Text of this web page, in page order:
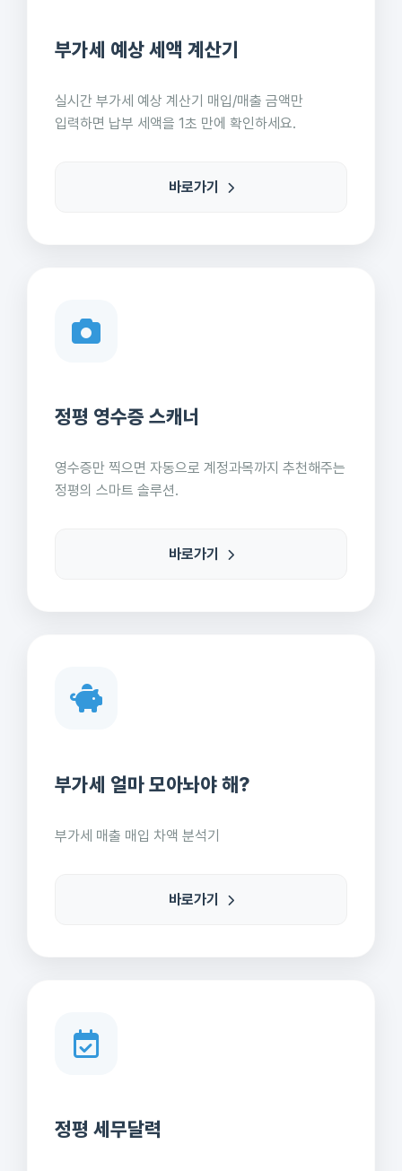
부가세 예상 세액 계산기
실시간 부가세 예상 계산기 매입/매출 금액만
입력하면 납부 세액을 1초 만에 확인하세요.
바로가기
정평 영수증 스캐너
영수증만 찍으면 자동으로 계정과목까지 추천해주는
정평의 스마트 솔루션.
바로가기
부가세 얼마 모아놔야 해?
부가세 매출 매입 차액 분석기
바로가기
정평 세무달력